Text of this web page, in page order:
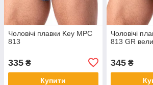
Чоловічі плавки Key MPC
813
335 ₴
Купити
Чоловічі
813 GR
345₴